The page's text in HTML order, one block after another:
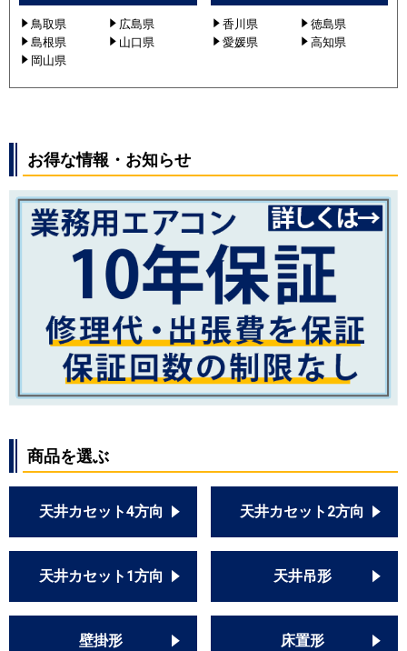
鳥取県
広島県
島根県
山口県
岡山県
香川県
徳島県
愛媛県
高知県
お得な情報・お知らせ
商品を選ぶ
天井カセット4方向 天井カセット2方向
天井カセット1方向 天井吊形
壁掛形 床置形